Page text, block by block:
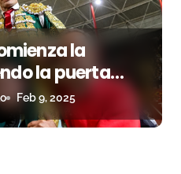
la
la puerta
Feb 9, 2025